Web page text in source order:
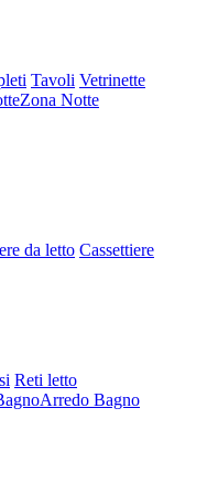
Tavoli Vetrinette
Zona Notte
da letto Cassettiere
Reti letto
Arredo Bagno